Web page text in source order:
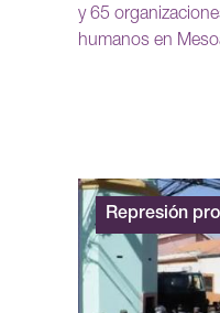
y 65
humanos en
Represión